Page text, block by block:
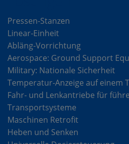
Pressen-Stanzen
Linear-Einheit
Abläng-Vorrichtung
Aerospace: Ground Support
Military: Nationale Sicherheit
Temperatur-Anzeige auf einem
Fahr- und Lenkantriebe für
Transportsysteme
Maschinen Retrofit
Heben und Senken